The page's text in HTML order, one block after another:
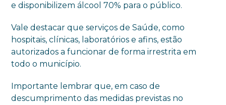
e disponibilizem álcool 70% para o público.
Vale destacar que serviços de Saúde, como
hospitais, clínicas, laboratórios e afins, estão
autorizados a funcionar de forma irrestrita em
todo o município.
Importante lembrar que, em caso de
descumprimento das medidas previstas no